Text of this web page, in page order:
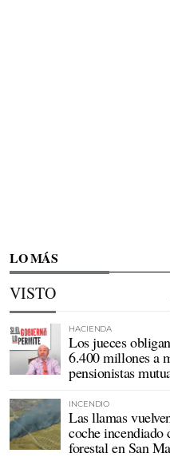
LO MÁS
VISTO
HACIENDA
Los jueces
6.400 millones a
pensionistas
INCENDIO
Las llamas
coche incendiado
forestal en San